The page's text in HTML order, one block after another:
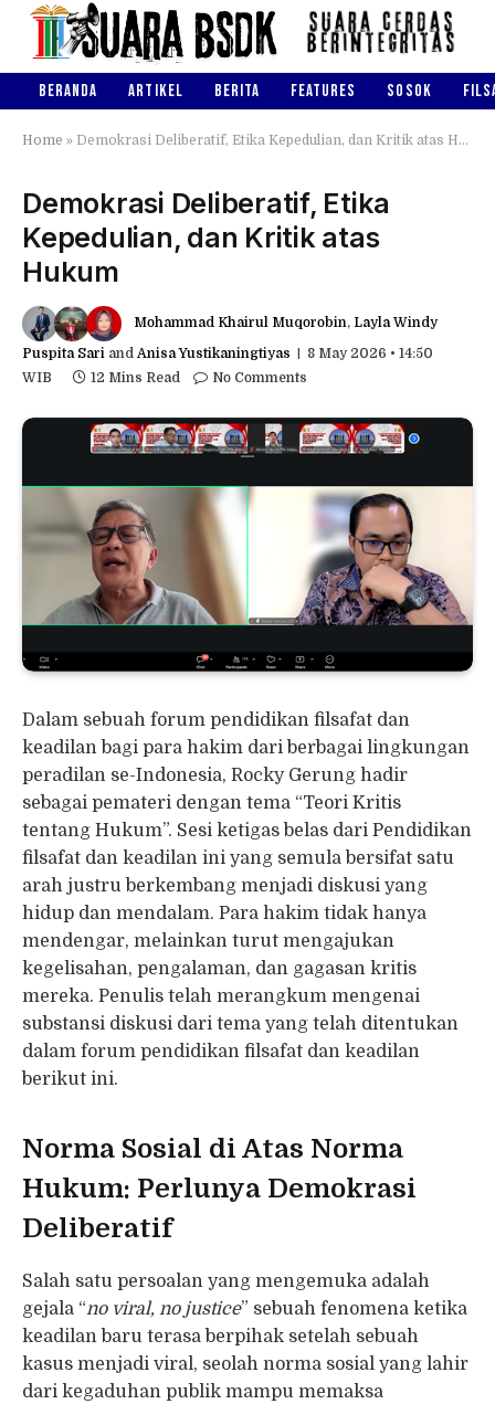
BERANDA ARTIKEL BERITA FEATURES SOSOK
Home » Demokrasi Deliberatif, Etika Kepedulian, dan Kritik atas Hukum
Demokrasi Deliberatif, Etika
Kepedulian, dan Kritik atas
Hukum
Mohammad Khairul Muqorobin, Layla Windy
Puspita Sari and Anisa Yustikaningtiyas
8 May 2026 • 14:50
WIB
12 Mins Read No Comments
Dalam sebuah forum pendidikan filsafat dan
keadilan bagi para hakim dari berbagai lingkungan
peradilan se-Indonesia, Rocky Gerung hadir
sebagai pemateri dengan tema “Teori Kritis
tentang Hukum”. Sesi ketigas belas dari Pendidikan
filsafat dan keadilan ini yang semula bersifat satu
arah justru berkembang menjadi diskusi yang
hidup dan mendalam. Para hakim tidak hanya
mendengar, melainkan turut mengajukan
kegelisahan, pengalaman, dan gagasan kritis
mereka. Penulis telah merangkum mengenai
substansi diskusi dari tema yang telah ditentukan
dalam forum pendidikan filsafat dan keadilan
berikut ini.
Norma Sosial di Atas Norma
Hukum: Perlunya Demokrasi
Deliberatif
Salah satu persoalan yang mengemuka adalah
gejala “no viral, no justice” sebuah fenomena ketika
keadilan baru terasa berpihak setelah sebuah
kasus menjadi viral, seolah norma sosial yang lahir
dari kegaduhan publik mampu memaksa